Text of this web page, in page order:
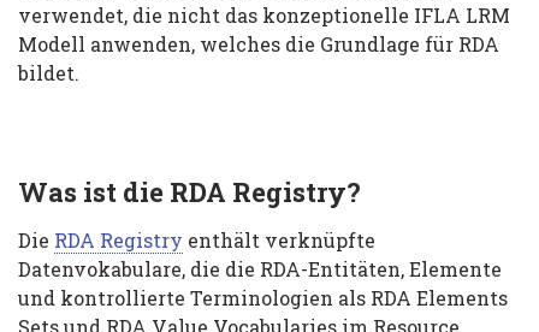
verwendet, die nicht das konzeptionelle IFLA LRM
Modell anwenden, welches die Grundlage für RDA
bildet.
Was ist die RDA Registry?
Die RDA Registry enthält verknüpfte
Datenvokabulare, die die RDA-Entitäten, Elemente
und kontrollierte Terminologien als RDA Elements
Sets und RDA Value Vocabularies im Resource